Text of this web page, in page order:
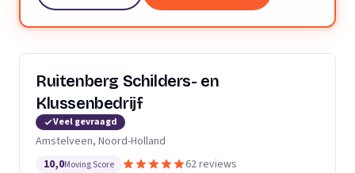
Ruitenberg Schilders- en
Klussenbedrijf
Veel gevraagd
Amstelveen, Noord-Holland
10,0Moving Score 62 reviews